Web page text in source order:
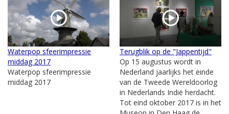
Waterpop sfeerimpressie
middag 2017
Waterpop sfeerimpressie
middag 2017
Terugblik op de "Jappentijd"
Op 15 augustus wordt in
Nederland jaarlijks het einde
van de Tweede Wereldoorlog
in Nederlands Indië herdacht.
Tot eind oktober 2017 is in het